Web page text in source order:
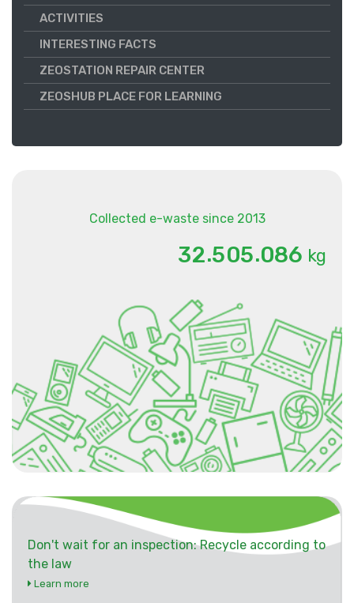
ACTIVITIES
INTERESTING FACTS
ZEOSTATION REPAIR CENTER
ZEOSHUB PLACE FOR LEARNING
Collected e-waste since 2013
32.505.086 kg
Don't wait for an inspection: Recycle according to
the law
Learn more